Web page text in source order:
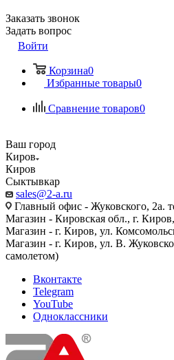
Заказать звонок
Задать вопрос
Войти
Корзина0
Избранные товары0
Сравнение товаров0
Ваш город
Киров
Киров
Сыктывкар
sales@2-a.ru
Главный офис - Жуковского, 2а.
Магазин - Кировская обл., г.
Магазин - г. Киров, ул.
Магазин - г. Киров, ул. В.
самолетом)
Вконтакте
Telegram
YouTube
Одноклассники